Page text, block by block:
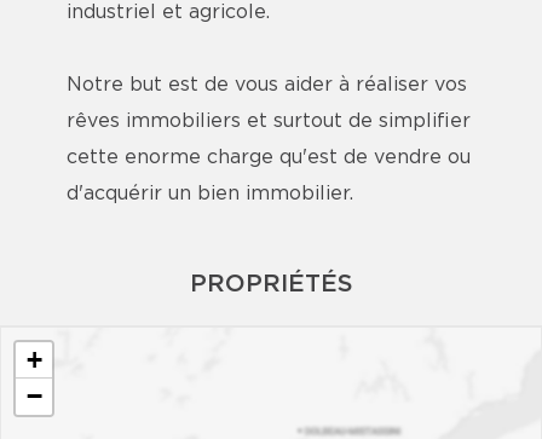
industriel et agricole.
Notre but est de vous aider à réaliser vos
rêves immobiliers et surtout de simplifier
cette enorme charge qu'est de vendre ou
d'acquérir un bien immobilier.
PROPRIÉTÉS
+
−